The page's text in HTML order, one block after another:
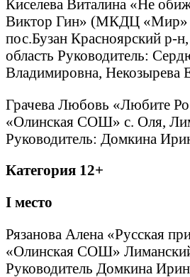
Киселева Виталина «Не
Виктор Гин» (МКДЦ «Мир»
пос.Бузан Красноярский р-
область Руководитель:
Владимировна, Некозырева
Грачева Любовь «Любите
«Олинская СОШ» с. Оля,
Руководитель: Домкина
Категория 12+
I место
Рязанова Алена «Русская
«Олинская СОШ»
Руководитель Домкина